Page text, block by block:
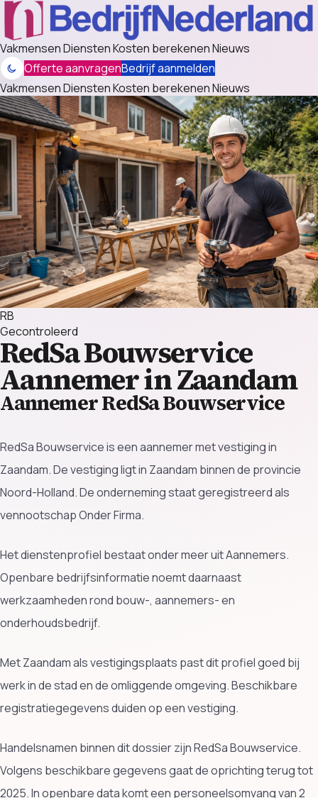
VakmensenDienstenKosten berekenenNieuws
Offerte aanvragenBedrijf aanmelden
VakmensenDienstenKosten berekenenNieuws
RB
Gecontroleerd
RedSa Bouwservice
Aannemer in Zaandam
Aannemer RedSa Bouwservice
RedSa Bouwservice is een aannemer met vestiging in
Zaandam. De vestiging ligt in Zaandam binnen de provincie
Noord-Holland. De onderneming staat geregistreerd als
vennootschap Onder Firma.
Het dienstenprofiel bestaat onder meer uit Aannemers.
Openbare bedrijfsinformatie noemt daarnaast
werkzaamheden rond bouw-, aannemers- en
onderhoudsbedrijf.
Met Zaandam als vestigingsplaats past dit profiel goed bij
werk in de stad en de omliggende omgeving. Beschikbare
registratiegegevens duiden op een vestiging.
Handelsnamen binnen dit dossier zijn RedSa Bouwservice.
Volgens beschikbare gegevens gaat de oprichting terug tot
2025. In openbare data komt een personeelsomvang van 2